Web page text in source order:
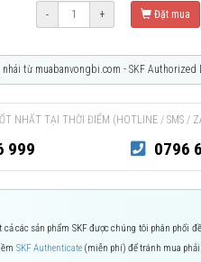
- + Đặt mua
từ muabanvongbi.com - SKF
NHẤT TẠI THỜI ĐIỂM (HOTLINE / SMS /
999 0796
các sản phẩm SKF được chúng tôi phân phối
SKF Authenticate(miễn phí) để tránh mua phải